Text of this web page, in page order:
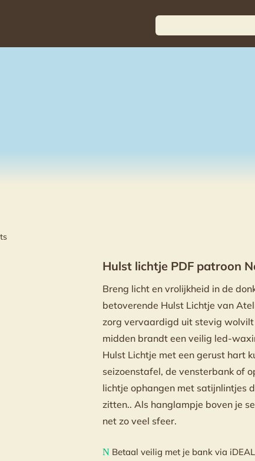
Hulst lichtje PDF patroon
Breng licht en vrolijkheid in de
betoverende Hulst Lichtje van
zorg vervaardigd uit stevig wolvilt
midden brandt een veilig led-
Hulst Lichtje met een gerust hart
seizoenstafel, de vensterbank of
lichtje ophangen met satijnlintjes
zitten.. Als hanglampje boven je
net zo veel sfeer.
N Betaal veilig met je bank via